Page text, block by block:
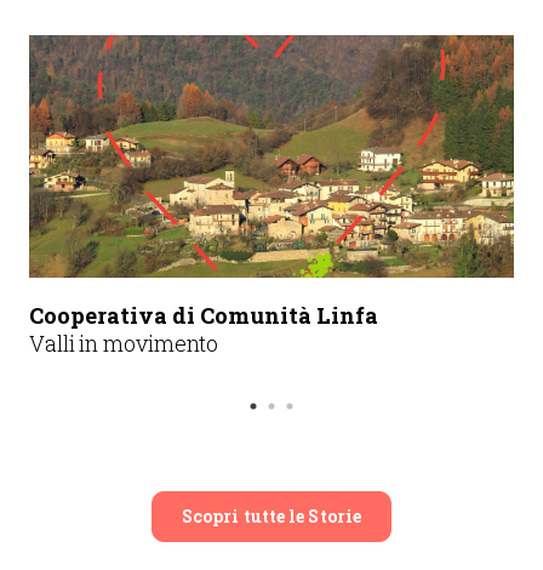
Cooperativa di Comunità Linfa
Valli in movimento
Scopri tutte le Storie